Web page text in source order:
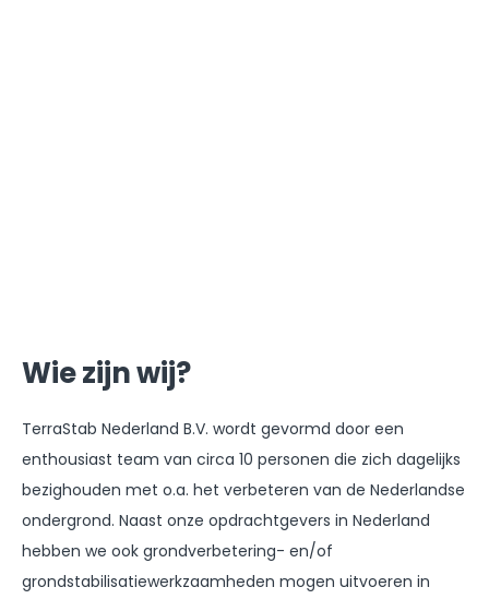
Wie zijn wij?
TerraStab Nederland B.V. wordt gevormd door een
enthousiast team van circa 10 personen die zich dagelijks
bezighouden met o.a. het verbeteren van de Nederlandse
ondergrond. Naast onze opdrachtgevers in Nederland
hebben we ook grondverbetering- en/of
grondstabilisatiewerkzaamheden mogen uitvoeren in